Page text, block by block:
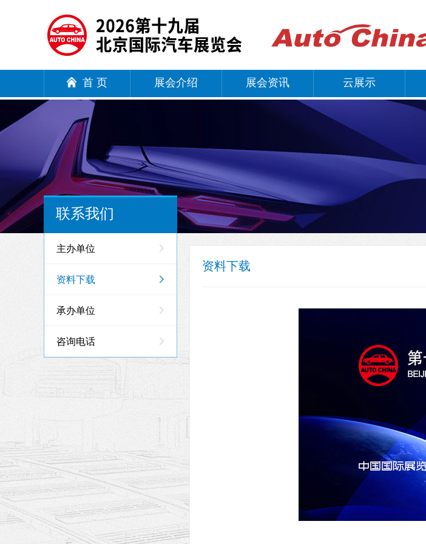
首 页 展会介绍 展会资讯 云展示
联系我们
主办单位
资料下载
承办单位
咨询电话
资料下载